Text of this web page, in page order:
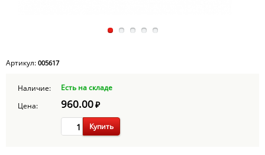
Артикул: 005617
Наличие:
Есть на складе
Цена:
960.00₽
Купить